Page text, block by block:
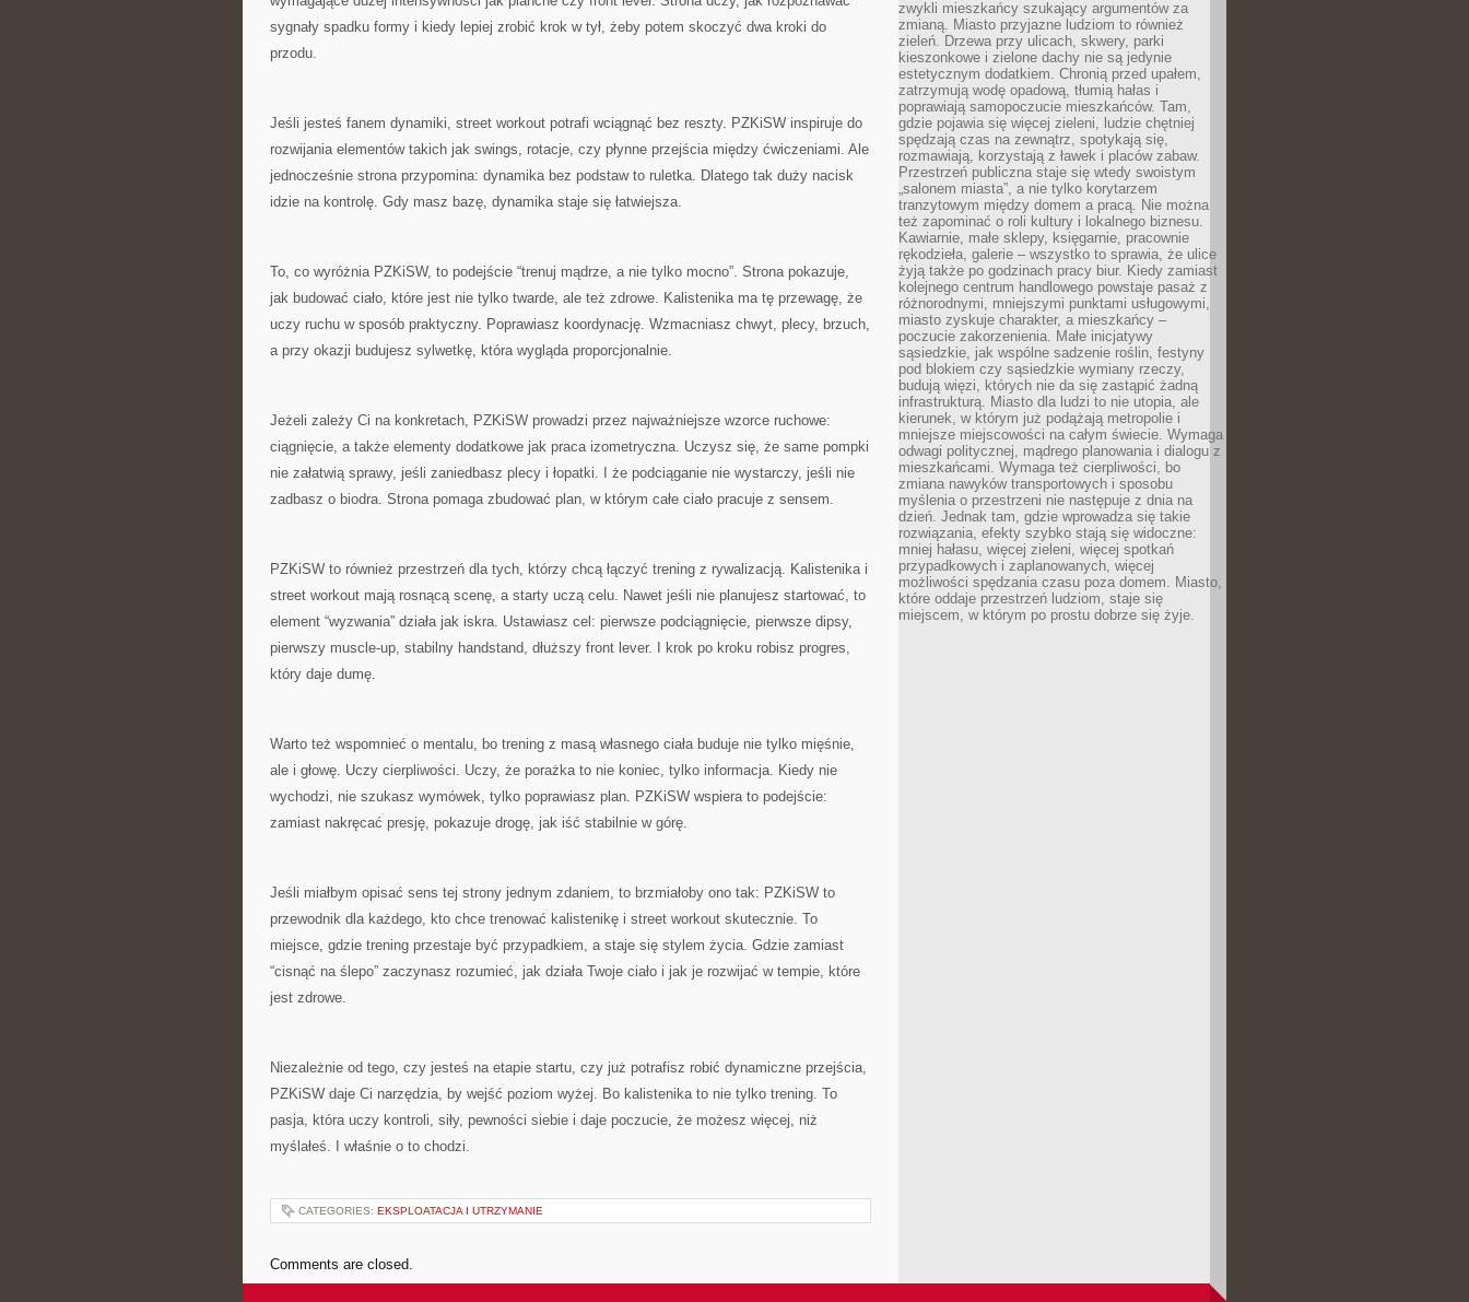
sygnały spadku formy i kiedy lepiej zrobić krok w tył, żeby potem skoczyć dwa kroki do
przodu.
Jeśli jesteś fanem dynamiki, street workout potrafi wciągnąć bez reszty. PZKiSW inspiruje do
rozwijania elementów takich jak swings, rotacje, czy płynne przejścia między ćwiczeniami. Ale
jednocześnie strona przypomina: dynamika bez podstaw to ruletka. Dlatego tak duży nacisk
idzie na kontrolę. Gdy masz bazę, dynamika staje się łatwiejsza.
To, co wyróżnia PZKiSW, to podejście “trenuj mądrze, a nie tylko mocno”. Strona pokazuje,
jak budować ciało, które jest nie tylko twarde, ale też zdrowe. Kalistenika ma tę przewagę, że
uczy ruchu w sposób praktyczny. Poprawiasz koordynację. Wzmacniasz chwyt, plecy, brzuch,
a przy okazji budujesz sylwetkę, która wygląda proporcjonalnie.
Jeżeli zależy Ci na konkretach, PZKiSW prowadzi przez najważniejsze wzorce ruchowe:
ciągnięcie, a także elementy dodatkowe jak praca izometryczna. Uczysz się, że same pompki
nie załatwią sprawy, jeśli zaniedbasz plecy i łopatki. I że podciąganie nie wystarczy, jeśli nie
zadbasz o biodra. Strona pomaga zbudować plan, w którym całe ciało pracuje z sensem.
PZKiSW to również przestrzeń dla tych, którzy chcą łączyć trening z rywalizacją. Kalistenika i
street workout mają rosnącą scenę, a starty uczą celu. Nawet jeśli nie planujesz startować, to
element “wyzwania” działa jak iskra. Ustawiasz cel: pierwsze podciągnięcie, pierwsze dipsy,
pierwszy muscle-up, stabilny handstand, dłuższy front lever. I krok po kroku robisz progres,
który daje dumę.
Warto też wspomnieć o mentalu, bo trening z masą własnego ciała buduje nie tylko mięśnie,
ale i głowę. Uczy cierpliwości. Uczy, że porażka to nie koniec, tylko informacja. Kiedy nie
wychodzi, nie szukasz wymówek, tylko poprawiasz plan. PZKiSW wspiera to podejście:
zamiast nakręcać presję, pokazuje drogę, jak iść stabilnie w górę.
Jeśli miałbym opisać sens tej strony jednym zdaniem, to brzmiałoby ono tak: PZKiSW to
przewodnik dla każdego, kto chce trenować kalistenikę i street workout skutecznie. To
miejsce, gdzie trening przestaje być przypadkiem, a staje się stylem życia. Gdzie zamiast
“cisnąć na ślepo” zaczynasz rozumieć, jak działa Twoje ciało i jak je rozwijać w tempie, które
jest zdrowe.
Niezależnie od tego, czy jesteś na etapie startu, czy już potrafisz robić dynamiczne przejścia,
PZKiSW daje Ci narzędzia, by wejść poziom wyżej. Bo kalistenika to nie tylko trening. To
pasja, która uczy kontroli, siły, pewności siebie i daje poczucie, że możesz więcej, niż
myślałeś. I właśnie o to chodzi.
CATEGORIES: EKSPLOATACJA I UTRZYMANIE
Comments are closed.
zwykli mieszkańcy szukający argumentów za
zmianą. Miasto przyjazne ludziom to również
zieleń. Drzewa przy ulicach, skwery, parki
kieszonkowe i zielone dachy nie są jedynie
estetycznym dodatkiem. Chronią przed upałem,
zatrzymują wodę opadową, tłumią hałas i
poprawiają samopoczucie mieszkańców. Tam,
gdzie pojawia się więcej zieleni, ludzie chętniej
spędzają czas na zewnątrz, spotykają się,
rozmawiają, korzystają z ławek i placów zabaw.
Przestrzeń publiczna staje się wtedy swoistym
„salonem miasta”, a nie tylko korytarzem
tranzytowym między domem a pracą. Nie można
też zapominać o roli kultury i lokalnego biznesu.
Kawiarnie, małe sklepy, księgarnie, pracownie
rękodzieła, galerie – wszystko to sprawia, że ulice
żyją także po godzinach pracy biur. Kiedy zamiast
kolejnego centrum handlowego powstaje pasaż z
różnorodnymi, mniejszymi punktami usługowymi,
miasto zyskuje charakter, a mieszkańcy –
poczucie zakorzenienia. Małe inicjatywy
sąsiedzkie, jak wspólne sadzenie roślin, festyny
pod blokiem czy sąsiedzkie wymiany rzeczy,
budują więzi, których nie da się zastąpić żadną
infrastrukturą. Miasto dla ludzi to nie utopia, ale
kierunek, w którym już podążają metropolie i
mniejsze miejscowości na całym świecie. Wymaga
odwagi politycznej, mądrego planowania i dialogu z
mieszkańcami. Wymaga też cierpliwości, bo
zmiana nawyków transportowych i sposobu
myślenia o przestrzeni nie następuje z dnia na
dzień. Jednak tam, gdzie wprowadza się takie
rozwiązania, efekty szybko stają się widoczne:
mniej hałasu, więcej zieleni, więcej spotkań
przypadkowych i zaplanowanych, więcej
możliwości spędzania czasu poza domem. Miasto,
które oddaje przestrzeń ludziom, staje się
miejscem, w którym po prostu dobrze się żyje.